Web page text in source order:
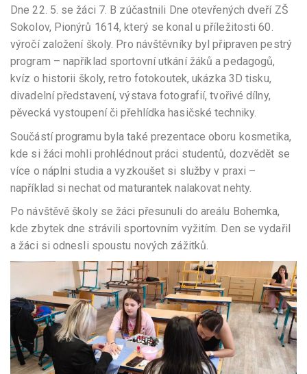
Dne 22. 5. se žáci 7. B zúčastnili Dne otevřených dveří ZŠ
Sokolov, Pionýrů 1614, který se konal u příležitosti 60.
výročí založení školy. Pro návštěvníky byl připraven pestrý
program – například sportovní utkání žáků a pedagogů,
kvíz o historii školy, retro fotokoutek, ukázka 3D tisku,
divadelní představení, výstava fotografií, tvořivé dílny,
pěvecká vystoupení či přehlídka hasičské techniky.
Součástí programu byla také prezentace oboru kosmetika,
kde si žáci mohli prohlédnout práci studentů, dozvědět se
více o náplni studia a vyzkoušet si služby v praxi –
například si nechat od maturantek nalakovat nehty.
Po návštěvě školy se žáci přesunuli do areálu Bohemka,
kde zbytek dne strávili sportovním vyžitím. Den se vydařil
a žáci si odnesli spoustu nových zážitků.